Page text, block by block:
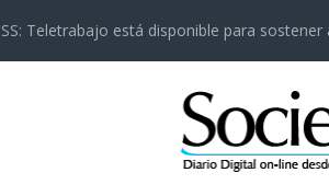
Teletrabajo está disponible para sostener